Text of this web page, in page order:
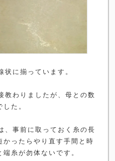
に揃っています。
わりましたが、母との数
た。
事前に取っておく糸の長
ったらやり直す手間と時
糸が勿体ないです。